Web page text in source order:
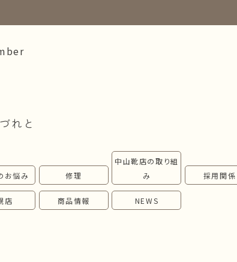
れと
お悩み 修理
中山靴店の取り組
み
採用関係
店 商品情報 NEWS